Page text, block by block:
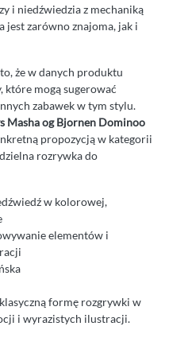
i niedźwiedzia z mechaniką
jest zarówno znajoma, jak i
że w danych produktu
które mogą sugerować
zabawek w tym stylu.
Masha og Bjornen Dominoo
propozycją w kategorii
rozrywka do
w kolorowej,
elementów i
formę rozgrywki w
i wyrazistych ilustracji.